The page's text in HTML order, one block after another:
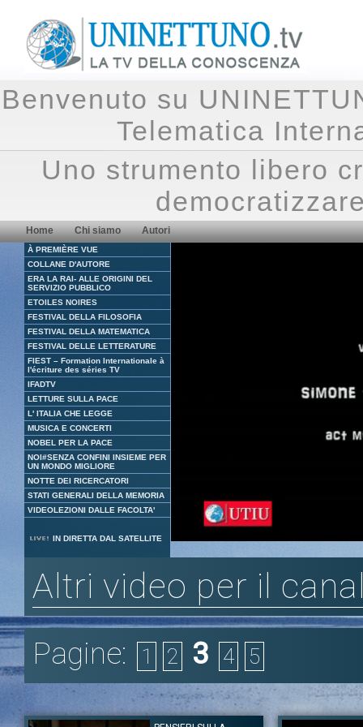
Benvenuto su
Telematica
Uno strumento libero
Home Chi siamo Autori
À PREMIÈRE VUE
COLLANE D'AUTORE
ERA LA RAI- ALLE ORIGINI DEL
SERVIZIO PUBBLICO
ETOILES NOIRES
FESTIVAL DELLA FILOSOFIA
FESTIVAL DELLA MATEMATICA
FESTIVAL DELLE LETTERATURE
FIEST – Formation Internationale à
l'écriture des séries TV
IFADTV
LETTURE SULLA PACE
L' ITALIA CHE LEGGE
MUSICA E CONCERTI
NOBEL PER LA PACE
NOI#SENZA CONFINI INSIEME PER
UN MONDO MIGLIORE
NOTTE DEI RICERCATORI
STATI GENERALI DELLA MEMORIA
VIDEOLEZIONI DALLE FACOLTA'
IN DIRETTA DAL SATELLITE
51.76%
Altri video per il
Pagine: 1 2 3 4 5